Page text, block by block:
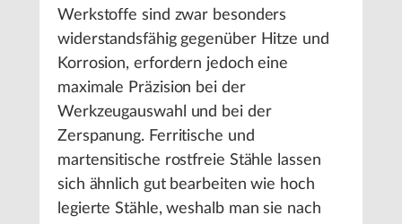
Werkstoffe sind zwar besonders
widerstandsfähig gegenüber Hitze und
Korrosion, erfordern jedoch eine
maximale Präzision bei der
Werkzeugauswahl und bei der
Zerspanung. Ferritische und
martensitische rostfreie Stähle lassen
sich ähnlich gut bearbeiten wie hoch
legierte Stähle, weshalb man sie nach